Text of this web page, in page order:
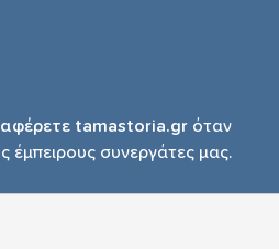
tamastoria.gr όταν
έμπειρους συνεργάτες μας.